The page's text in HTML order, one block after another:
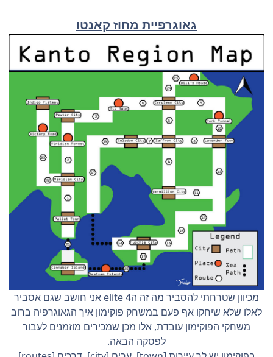
גאוגרפיית מחוז קאנטו
מכיוון שטרחתי להסביר מה זה הelite 4 אני חושב שגם אסביר
לאלו שלא שיחקו אף פעם במשחק פוקימון איך הגאוגרפיה ברוב
משחקי הפוקימון עובדת, אלו מכן שמכירים מוזמנים לעבור
לפסקה הבאה.